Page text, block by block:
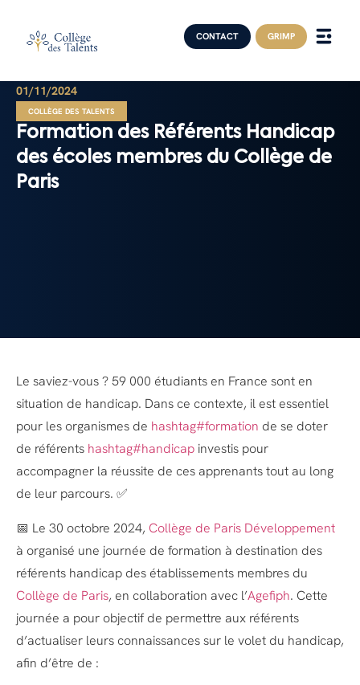
CONTACT GRIMP
01/11/2024
COLLÈGE DES TALENTS
Formation des Référents Handicap
des écoles membres du Collège de
Paris
Le saviez-vous ? 59 000 étudiants en France sont en
situation de handicap. Dans ce contexte, il est essentiel
pour les organismes de hashtag#formation de se doter
de référents hashtag#handicap investis pour
accompagner la réussite de ces apprenants tout au long
de leur parcours. ✅
📅 Le 30 octobre 2024, Collège de Paris Développement
à organisé une journée de formation à destination des
référents handicap des établissements membres du
Collège de Paris, en collaboration avec l’Agefiph. Cette
journée a pour objectif de permettre aux référents
d’actualiser leurs connaissances sur le volet du handicap,
afin d’être de :